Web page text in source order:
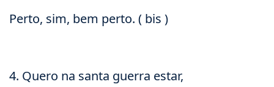
Perto, sim, bem perto. ( bis )
4. Quero na santa guerra estar,